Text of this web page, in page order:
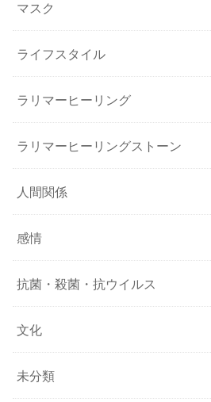
マスク
ライフスタイル
ラリマーヒーリング
ラリマーヒーリングストーン
人間関係
感情
抗菌・殺菌・抗ウイルス
文化
未分類